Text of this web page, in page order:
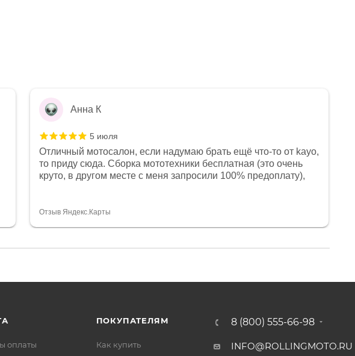
Анна К
5 июля
Отличный мотосалон, если надумаю брать ещё что-то от kayo,
то приду сюда. Сборка мототехники бесплатная (это очень
круто, в другом месте с меня запросили 100% предоплату),
спасибо отдельное, всегда на связи, очень детально всё
Отзыв Яндекс.Карты
оплаты
ПОКУПАТЕЛЯМ
Как купить
8 (800) 555-66-98
INFO@ROLLINGMOTO.RU